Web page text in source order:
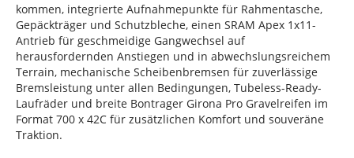
kommen, integrierte Aufnahmepunkte für Rahmentasche,
Gepäckträger und Schutzbleche, einen SRAM Apex 1x11-
Antrieb für geschmeidige Gangwechsel auf
herausfordernden Anstiegen und in abwechslungsreichem
Terrain, mechanische Scheibenbremsen für zuverlässige
Bremsleistung unter allen Bedingungen, Tubeless-Ready-
Laufräder und breite Bontrager Girona Pro Gravelreifen im
Format 700 x 42C für zusätzlichen Komfort und souveräne
Traktion.